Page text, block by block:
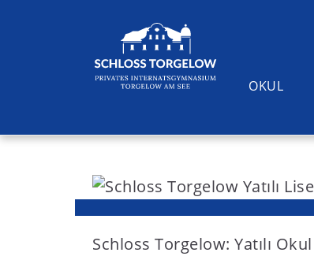
S
OKUL
Suchen
Schloss Torgelow: Yatılı